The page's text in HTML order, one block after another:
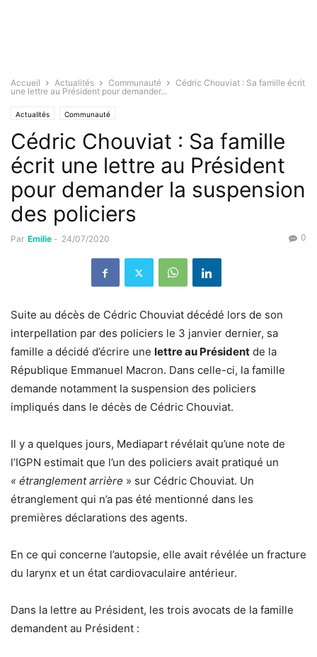
Accueil Actualités Communauté
Cédric Chouviat : Sa famille écrit
une lettre au Président pour demander...
Actualités Communauté
Cédric Chouviat : Sa famille
écrit une lettre au Président
pour demander la suspension
des policiers
Par Emilie - 24/07/2020 0
Suite au décès de Cédric Chouviat décédé lors de son
interpellation par des policiers le 3 janvier dernier, sa
famille a décidé d’écrire une lettre au Président de la
République Emmanuel Macron. Dans celle-ci, la famille
demande notamment la suspension des policiers
impliqués dans le décès de Cédric Chouviat.
Il y a quelques jours, Mediapart révélait qu’une note de
l’IGPN estimait que l’un des policiers avait pratiqué un
« étranglement arrière » sur Cédric Chouviat. Un
étranglement qui n’a pas été mentionné dans les
premières déclarations des agents.
En ce qui concerne l’autopsie, elle avait révélée un fracture
du larynx et un état cardiovaculaire antérieur.
Dans la lettre au Président, les trois avocats de la famille
demandent au Président :